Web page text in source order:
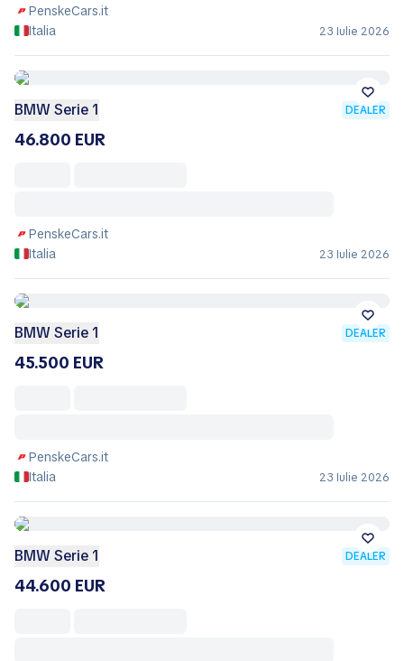
PenskeCars.it
Italia
23 Iulie 2026
BMW Serie 1 DEALER
46.800 EUR
PenskeCars.it
Italia
23 Iulie 2026
BMW Serie 1 DEALER
45.500 EUR
PenskeCars.it
Italia
23 Iulie 2026
BMW Serie 1 DEALER
44.600 EUR